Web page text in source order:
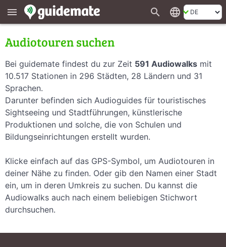
menu search language
Audiotouren suchen
Bei guidemate findest du zur Zeit 591 Audiowalks mit
10.517 Stationen in 296 Städten, 28 Ländern und 31
Sprachen.
Darunter befinden sich Audioguides für touristisches
Sightseeing und Stadtführungen, künstlerische
Produktionen und solche, die von Schulen und
Bildungseinrichtungen erstellt wurden.
Klicke einfach auf das GPS-Symbol, um Audiotouren in
deiner Nähe zu finden. Oder gib den Namen einer Stadt
ein, um in deren Umkreis zu suchen. Du kannst die
Audiowalks auch nach einem beliebigen Stichwort
durchsuchen.